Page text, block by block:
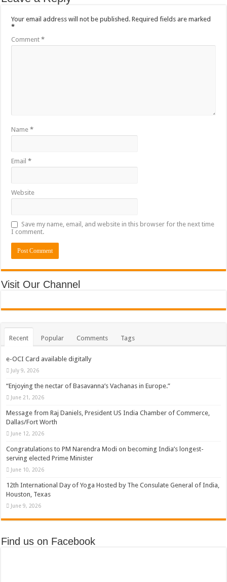
Your email address will not be published. Required fields are marked
*
Comment*
Name*
Email*
Website
Save my name, email, and website in this browser for the next time
I comment.
Visit Our Channel
Recent Popular Comments Tags
e-OCI Card available digitally
July 9, 2026
“Enjoying the nectar of Basavanna’s Vachanas in Europe.”
June 21, 2026
Message from Raj Daniels, President US India Chamber of Commerce,
Dallas/Fort Worth
June 12, 2026
Congratulations to PM Narendra Modi on becoming India’s longest-
serving elected Prime Minister
June 10, 2026
12th International Day of Yoga Hosted by The Consulate General of India,
Houston, Texas
June 9, 2026
Find us on Facebook